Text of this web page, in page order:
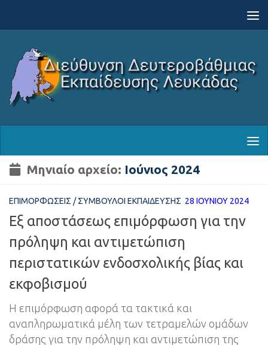
Μηνιαίο αρχείο: Ιούνιος 2024
ΕΠΙΜΟΡΦΏΣΕΙΣ /ΣΎΜΒΟΥΛΟΙ ΕΚΠΑΊΔΕΥΣΗΣ 28 ΙΟΥΝΊΟΥ 2024
Εξ αποστάσεως επιμόρφωση για την
πρόληψη και αντιμετώπιση
περιστατικών ενδοσχολικής βίας και
εκφοβισμού
Η επιμόρφωση αφορά τα τακτικά και
αναπληρωματικά μέλη των τετραμελών ομάδων
δράσης για την πρόληψη και αντιμετώπιση της